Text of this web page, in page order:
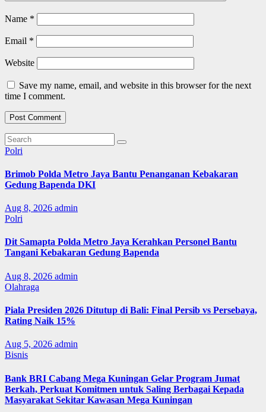
Name *
Email *
Website
Save my name, email, and website in this browser for the next
time I comment.
Polri
Brimob Polda Metro Jaya Bantu Penanganan Kebakaran
Gedung Bapenda DKI
Aug 8, 2026 admin
Polri
Dit Samapta Polda Metro Jaya Kerahkan Personel Bantu
Tangani Kebakaran Gedung Bapenda
Aug 8, 2026 admin
Olahraga
Piala Presiden 2026 Ditutup di Bali: Final Persib vs Persebaya,
Rating Naik 15%
Aug 5, 2026 admin
Bisnis
Bank BRI Cabang Mega Kuningan Gelar Program Jumat
Berkah, Perkuat Komitmen untuk Saling Berbagai Kepada
Masyarakat Sekitar Kawasan Mega Kuningan